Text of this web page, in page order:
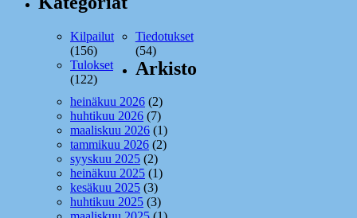
Kilpailut
(156)
Tiedotukset
(54)
Tulokset
(122)
Arkisto
heinäkuu 2026 (2)
huhtikuu 2026 (7)
maaliskuu 2026 (1)
tammikuu 2026 (2)
syyskuu 2025 (2)
heinäkuu 2025 (1)
kesäkuu 2025 (3)
huhtikuu 2025 (3)